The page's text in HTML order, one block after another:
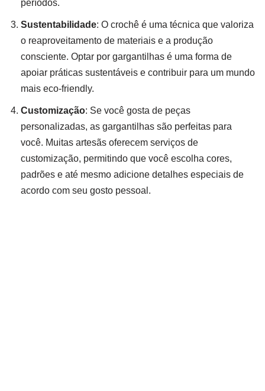
períodos.
Sustentabilidade: O crochê é uma técnica que valoriza
o reaproveitamento de materiais e a produção
consciente. Optar por gargantilhas é uma forma de
apoiar práticas sustentáveis e contribuir para um mundo
mais eco-friendly.
Customização: Se você gosta de peças
personalizadas, as gargantilhas são perfeitas para
você. Muitas artesãs oferecem serviços de
customização, permitindo que você escolha cores,
padrões e até mesmo adicione detalhes especiais de
acordo com seu gosto pessoal.